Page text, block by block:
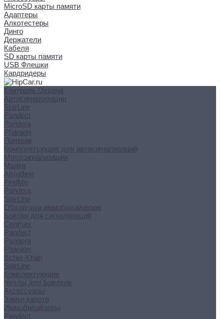
MicroSD карты памяти
Адаптеры
Алкотестеры
Динго
Держатели
Кабеля
SD карты памяти
USB Флешки
Кардридеры
Контроль Охрана
Автосигнализации
StarLine
Pandect
Pandora
Pharaon
Призрак
Комплектующие для автосигнализаций
Мотосигнализации
Маяки
Автофон
FindMe
Pandora
StarLine
Обходчики иммобилайзеров
Брелки для сигнализаций
Cenmax
Pandect
Pandora
Pharaon
Scher-Khan
StarLine
Комплектующие
Чехлы для Брелков
Аксессуары
Замки капота
Иммобилайзеры
Pandect